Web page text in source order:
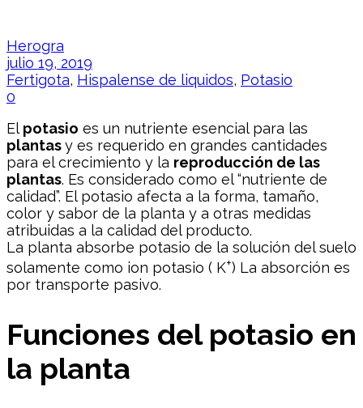
Herogra
julio 19, 2019
Fertigota, Hispalense de liquidos, Potasio
0
El potasio es un nutriente esencial para las
plantasy es requerido en grandes cantidades
para el crecimiento y la reproducción de las
plantas. Es considerado como el “nutriente de
calidad”. El potasio afecta a la forma, tamaño,
color y sabor de la planta y a otras medidas
atribuidas a la calidad del producto.
La planta absorbe potasio de la solución del suelo
solamente como ion potasio ( K+) La absorción es
por transporte pasivo.
Funciones del potasio en
la planta